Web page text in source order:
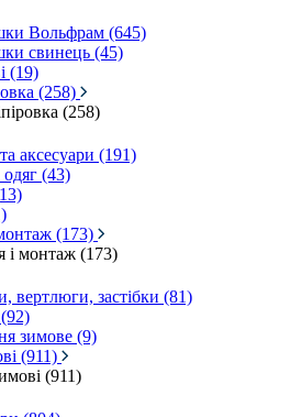
Вольфрам (645)
свинець (45)
(19)
(258)
(258)
аксесуари (191)
(43)
(173)
і монтаж (173)
вертлюги, застібки (81)
зимове (9)
(911)
(911)